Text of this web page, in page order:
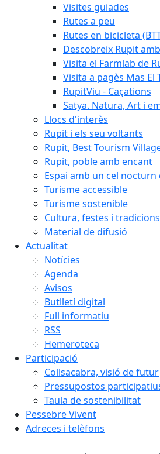
Visites guiades
Rutes a peu
Rutes en bicicleta
Descobreix Rupit
Visita el Farmlab de
Visita a pagès Mas El
RupitViu - Caçations
Satya. Natura, Art i
Llocs d'interès
Rupit i els seu voltants
Rupit, Best Tourism
Rupit, poble amb encant
Espai amb un cel
Turisme accessible
Turisme sostenible
Cultura, festes i tradicions
Material de difusió
Actualitat
Notícies
Agenda
Avisos
Butlletí digital
Full informatiu
RSS
Hemeroteca
Participació
Collsacabra, visió de futur
Pressupostos
Taula de sostenibilitat
Pessebre Vivent
Adreces i telèfons